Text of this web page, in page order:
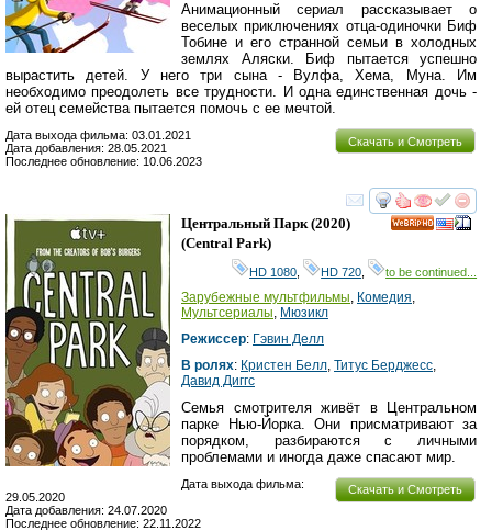
Анимационный сериал рассказывает о
веселых приключениях отца-одиночки Биф
Тобине и его странной семьи в холодных
землях Аляски. Биф пытается успешно
вырастить детей. У него три сына - Вулфа, Хема, Муна. Им
необходимо преодолеть все трудности. И одна единственная дочь -
ей отец семейства пытается помочь с ее мечтой.
Скачать и Смотреть
Дата выхода фильма: 03.01.2021
Дата добавления: 28.05.2021
Последнее обновление: 10.06.2023
смотреть
Центральный Парк(2020)
(Central Park)
HD 1080 HD 720 to be continued...
Зарубежные мультфильмы, Комедия,
Мультсериалы, Мюзикл
Режиссер: Гэвин Делл
В ролях: Кристен Белл, Титус Берджесс,
Давид Диггс
Семья смотрителя живёт в Центральном
парке Нью-Йорка. Они присматривают за
порядком, разбираются с личными
проблемами и иногда даже спасают мир.
Скачать и Смотреть
Дата выхода фильма:
29.05.2020
Дата добавления: 24.07.2020
Последнее обновление: 22.11.2022